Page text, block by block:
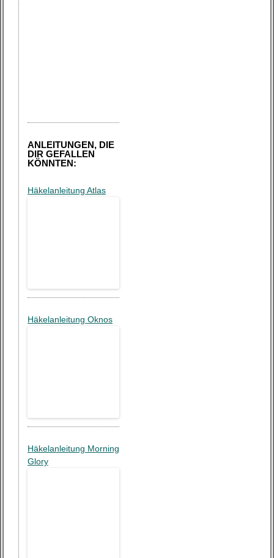
ANLEITUNGEN, DIE
DIR GEFALLEN
KÖNNTEN:
Häkelanleitung Atlas
Häkelanleitung Oknos
Häkelanleitung Morning
Glory